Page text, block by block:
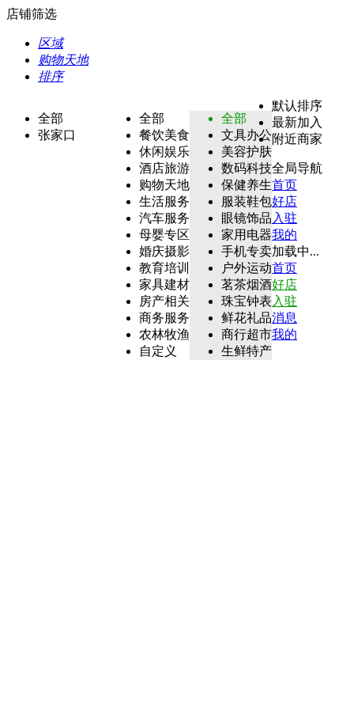
店铺筛选
区域
购物天地
排序
全部
张家口
全部
餐饮美食
休闲娱乐
酒店旅游
购物天地
生活服务
汽车服务
母婴专区
婚庆摄影
教育培训
家具建材
房产相关
商务服务
农林牧渔
自定义
全部
文具办公
美容护肤
数码科技
保健养生
服装鞋包
眼镜饰品
家用电器
手机专卖
户外运动
茗茶烟酒
珠宝钟表
鲜花礼品
商行超市
生鲜特产
默认排序
最新加入
附近商家
全局导航
首页
好店
入驻
我的
加载中...
首页
好店
入驻
消息
我的